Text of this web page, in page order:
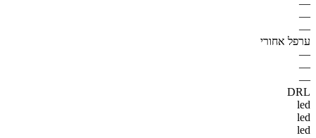
—
—
—
ערפל אחורי
—
—
—
DRL
led
led
led